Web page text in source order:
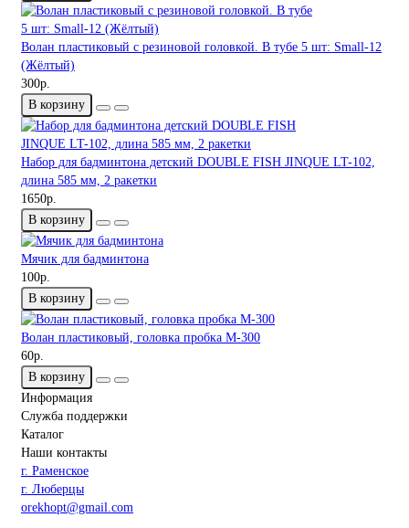
Волан пластиковый c резиновой головкой. В тубе 5 шт: Small-12
(Жёлтый)
300р.
В корзину
Набор для бадминтона детский DOUBLE FISH JINQUE LT-102,
длина 585 мм, 2 ракетки
1650р.
В корзину
Мячик для бадминтона
100р.
В корзину
Волан пластиковый, головка пробка М-300
60р.
В корзину
Информация
Служба поддержки
Каталог
Наши контакты
г. Раменское
г. Люберцы
orekhopt@gmail.com